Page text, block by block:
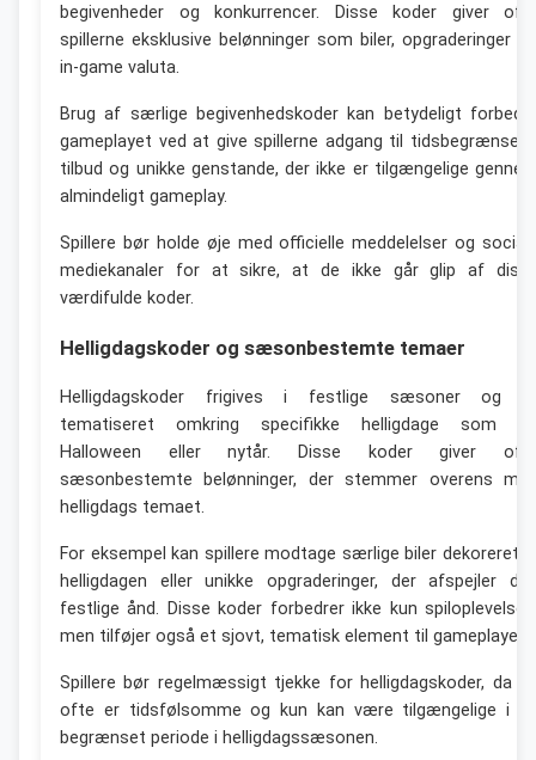
begivenheder og konkurrencer. Disse koder giver
spillerne eksklusive belønninger som biler, opgraderinger
in-game valuta.
Brug af særlige begivenhedskoder kan betydeligt
gameplayet ved at give spillerne adgang til
tilbud og unikke genstande, der ikke er tilgængelige
almindeligt gameplay.
Spillere bør holde øje med officielle meddelelser og
mediekanaler for at sikre, at de ikke går glip af
værdifulde koder.
Helligdagskoder og sæsonbestemte temaer
Helligdagskoder frigives i festlige sæsoner og
tematiseret omkring specifikke helligdage som
Halloween eller nytår. Disse koder giver
sæsonbestemte belønninger, der stemmer overens
helligdags temaet.
For eksempel kan spillere modtage særlige biler dekoreret
helligdagen eller unikke opgraderinger, der afspejler
festlige ånd. Disse koder forbedrer ikke kun
men tilføjer også et sjovt, tematisk element til gameplayet.
Spillere bør regelmæssigt tjekke for helligdagskoder, da
ofte er tidsfølsomme og kun kan være tilgængelige i
begrænset periode i helligdagssæsonen.